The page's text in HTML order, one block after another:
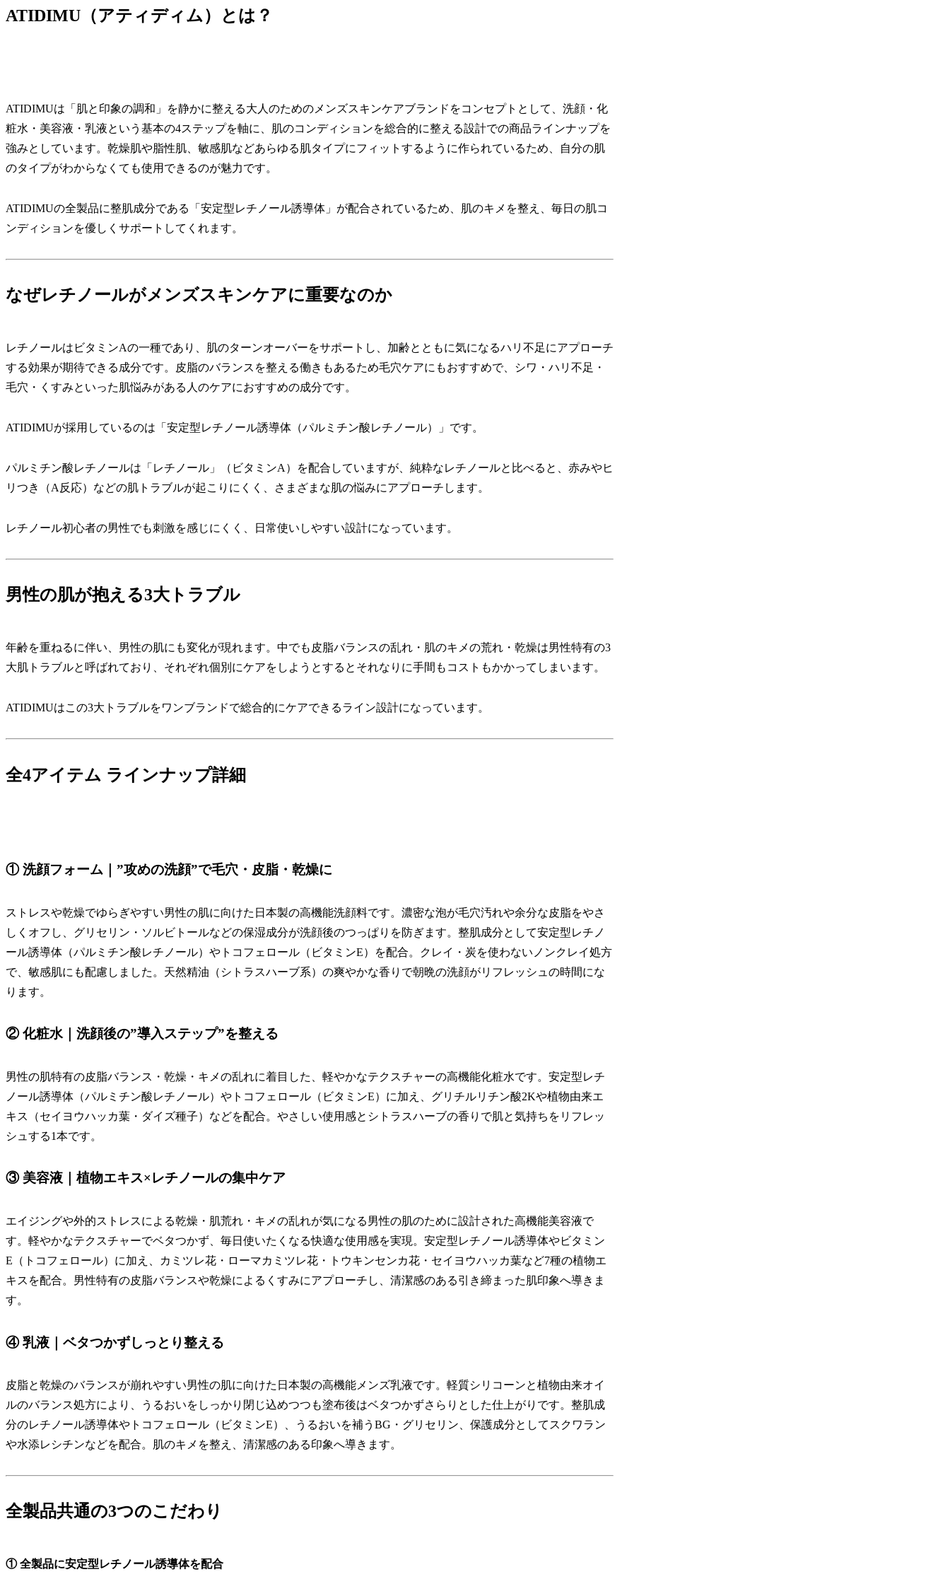
ATIDIMU（アティディム）とは？
ATIDIMUは「肌と印象の調和」を静かに整える大人のためのメンズスキンケアブランドをコンセプトとして、洗顔・化
粧水・美容液・乳液という基本の4ステップを軸に、肌のコンディションを総合的に整える設計での商品ラインナップを
強みとしています。乾燥肌や脂性肌、敏感肌などあらゆる肌タイプにフィットするように作られているため、自分の肌
のタイプがわからなくても使用できるのが魅力です。
ATIDIMUの全製品に整肌成分である「安定型レチノール誘導体」が配合されているため、肌のキメを整え、毎日の肌コ
ンディションを優しくサポートしてくれます。
なぜレチノールがメンズスキンケアに重要なのか
レチノールはビタミンAの一種であり、肌のターンオーバーをサポートし、加齢とともに気になるハリ不足にアプローチ
する効果が期待できる成分です。皮脂のバランスを整える働きもあるため毛穴ケアにもおすすめで、シワ・ハリ不足・
毛穴・くすみといった肌悩みがある人のケアにおすすめの成分です。
ATIDIMUが採用しているのは「安定型レチノール誘導体（パルミチン酸レチノール）」です。
パルミチン酸レチノールは「レチノール」（ビタミンA）を配合していますが、純粋なレチノールと比べると、赤みやヒ
リつき（A反応）などの肌トラブルが起こりにくく、さまざまな肌の悩みにアプローチします。
レチノール初心者の男性でも刺激を感じにくく、日常使いしやすい設計になっています。
男性の肌が抱える3大トラブル
年齢を重ねるに伴い、男性の肌にも変化が現れます。中でも皮脂バランスの乱れ・肌のキメの荒れ・乾燥は男性特有の3
大肌トラブルと呼ばれており、それぞれ個別にケアをしようとするとそれなりに手間もコストもかかってしまいます。
ATIDIMUはこの3大トラブルをワンブランドで総合的にケアできるライン設計になっています。
全4アイテム ラインナップ詳細
① 洗顔フォーム｜”攻めの洗顔”で毛穴・皮脂・乾燥に
ストレスや乾燥でゆらぎやすい男性の肌に向けた日本製の高機能洗顔料です。濃密な泡が毛穴汚れや余分な皮脂をやさ
しくオフし、グリセリン・ソルビトールなどの保湿成分が洗顔後のつっぱりを防ぎます。整肌成分として安定型レチノ
ール誘導体（パルミチン酸レチノール）やトコフェロール（ビタミンE）を配合。クレイ・炭を使わないノンクレイ処方
で、敏感肌にも配慮しました。天然精油（シトラスハーブ系）の爽やかな香りで朝晩の洗顔がリフレッシュの時間にな
ります。
② 化粧水｜洗顔後の”導入ステップ”を整える
男性の肌特有の皮脂バランス・乾燥・キメの乱れに着目した、軽やかなテクスチャーの高機能化粧水です。安定型レチ
ノール誘導体（パルミチン酸レチノール）やトコフェロール（ビタミンE）に加え、グリチルリチン酸2Kや植物由来エ
キス（セイヨウハッカ葉・ダイズ種子）などを配合。やさしい使用感とシトラスハーブの香りで肌と気持ちをリフレッ
シュする1本です。
③ 美容液｜植物エキス×レチノールの集中ケア
エイジングや外的ストレスによる乾燥・肌荒れ・キメの乱れが気になる男性の肌のために設計された高機能美容液で
す。軽やかなテクスチャーでベタつかず、毎日使いたくなる快適な使用感を実現。安定型レチノール誘導体やビタミン
E（トコフェロール）に加え、カミツレ花・ローマカミツレ花・トウキンセンカ花・セイヨウハッカ葉など7種の植物エ
キスを配合。男性特有の皮脂バランスや乾燥によるくすみにアプローチし、清潔感のある引き締まった肌印象へ導きま
す。
④ 乳液｜ベタつかずしっとり整える
皮脂と乾燥のバランスが崩れやすい男性の肌に向けた日本製の高機能メンズ乳液です。軽質シリコーンと植物由来オイ
ルのバランス処方により、うるおいをしっかり閉じ込めつつも塗布後はベタつかずさらりとした仕上がりです。整肌成
分のレチノール誘導体やトコフェロール（ビタミンE）、うるおいを補うBG・グリセリン、保護成分としてスクワラン
や水添レシチンなどを配合。肌のキメを整え、清潔感のある印象へ導きます。
全製品共通の3つのこだわり
① 全製品に安定型レチノール誘導体を配合